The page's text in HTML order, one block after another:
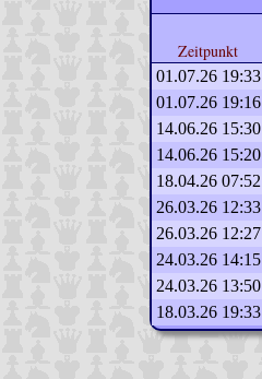
Zeitpunkt
01.07.26 19:33
01.07.26 19:16
14.06.26 15:30
14.06.26 15:20
18.04.26 07:52
26.03.26 12:33
26.03.26 12:27
24.03.26 14:15
24.03.26 13:50
18.03.26 19:33